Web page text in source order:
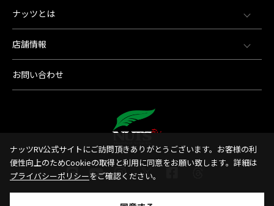
ナッツとは
店舗情報
お問い合わせ
ナッツRV公式サイトにご訪問頂きありがとうございます。お客様の利
便性向上のためCookieの取得と利用に同意をお願い致します。詳細は
プライバシーポリシーをご確認ください。